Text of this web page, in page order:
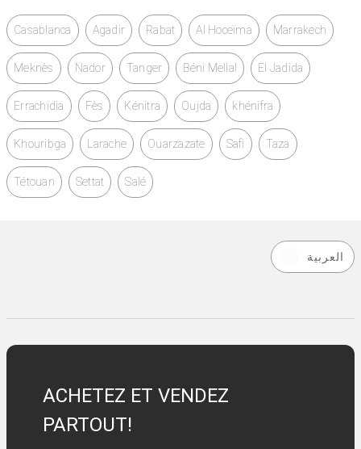
Casablanca Agadir Rabat Al Hoceïma Marrakech
Meknès Nador Tanger Béni Mellal El Jadida
Errachidia Fès Kénitra Oujda khénifra
Khouribga Larache Ouarzazate Safi Taza
Tétouan Settat Salé
العربية
ACHETEZ ET VENDEZ
PARTOUT!